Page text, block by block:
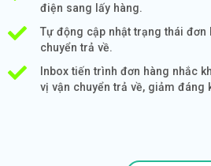
điện sang lấy hàng.
Tự động cập nhật trạng thái đơn
chuyển trả về.
Inbox tiến trình đơn hàng nhắc
vị vận chuyển trả về, giảm đáng